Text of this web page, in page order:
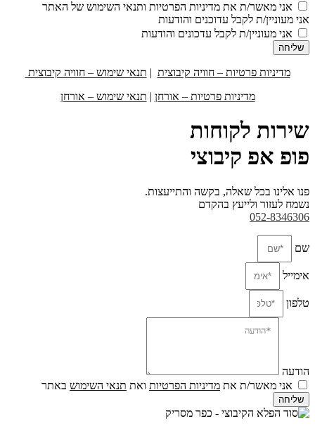
אני מאשר/ת את מדיניות הפרטיות ותנאי השימוש של האתר
אני מעוניין/ת לקבל עדוכנים והודעות
אני מעוניין/ת לקבל עדכונים והודעות
שליחה
מדיניות פרטיות – חוויה קיבוצית | תנאי שימוש – חוויה קיבוצית
מדיניות פרטיות – אורחן | תנאי שימוש – אורחן
שירות לקוחות
פופ אפ קיבוצי
פנו אלינו בכל שאלה, בקשה והתייעצות.
נשמח לעזור ולייעץ בהקדם
052-8346306
שם
אימייל
טלפון
הודעה
אני מאשר/ת את מדיניות הפרטיות ואת תנאי השימוש באתר
שליחה